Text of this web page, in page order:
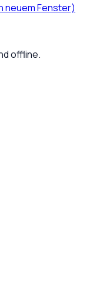
neuem Fenster)
offline.